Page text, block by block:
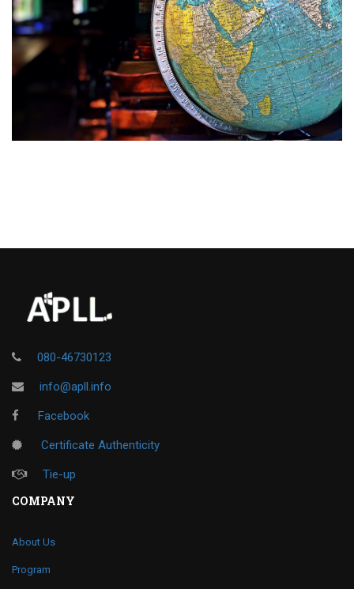
080-46730123
info@apll.info
Facebook
Certificate Authenticity
Tie-up
COMPANY
About Us
Program